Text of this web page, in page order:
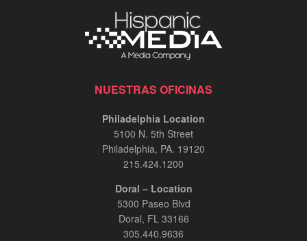
NUESTRAS OFICINAS
Philadelphia Location
5100 N. 5th Street
Philadelphia, PA. 19120
215.424.1200
Doral – Location
5300 Paseo Blvd
Doral, FL 33166
305.440.9636